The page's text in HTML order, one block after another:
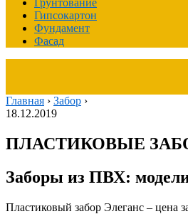
Грунтование
Гипсокартон
Фундамент
Фасад
Главная › Забор ›
18.12.2019
ПЛАСТИКОВЫЕ
Заборы из ПВХ:
Пластиковый забор Элеганс – цена